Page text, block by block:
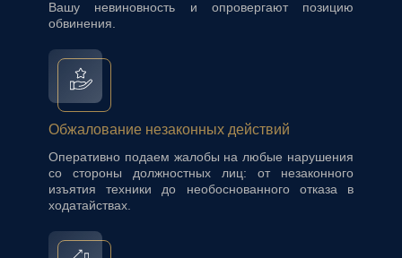
Вашу невиновность и опровергают позицию
обвинения.
Оперативно подаем жалобы на любые нарушения
со стороны должностных лиц: от незаконного
изъятия техники до необоснованного отказа в
ходатайствах.
Обжалование незаконных действий